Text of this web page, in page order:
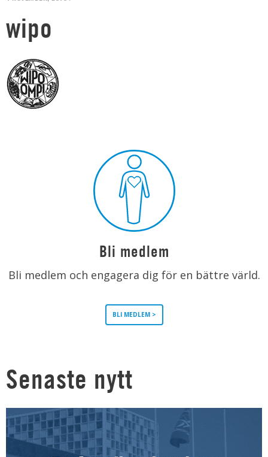
wipo
Bli medlem
Bli medlem och engagera dig för en bättre värld.
BLI MEDLEM >
Senaste nytt